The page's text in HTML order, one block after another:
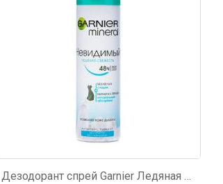
Дезодорант спрей Garnier Ледяная свежесть 150мл